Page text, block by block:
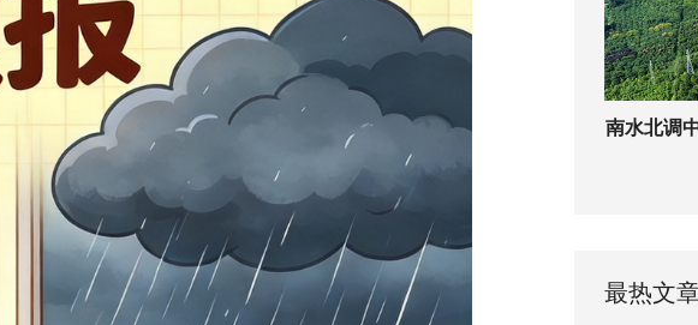
南水北调
最热文